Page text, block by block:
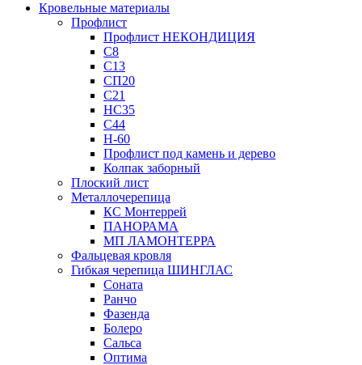
Кровельные материалы
Профлист
Профлист НЕКОНДИЦИЯ
С8
С13
СП20
С21
НС35
С44
Н-60
Профлист под камень и дерево
Колпак заборный
Плоский лист
Металлочерепица
КС Монтеррей
ПАНОРАМА
МП ЛАМОНТЕРРА
Фальцевая кровля
Гибкая черепица ШИНГЛАС
Соната
Ранчо
Фазенда
Болеро
Сальса
Оптима